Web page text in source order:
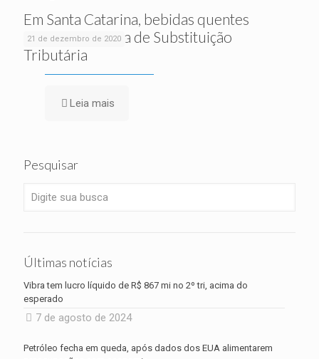
21 de dezembro de 2020
Em Santa Catarina, bebidas quentes
deixam o sistema de Substituição
Tributária
Leia mais
Pesquisar
Últimas notícias
Vibra tem lucro líquido de R$ 867 mi no 2º tri, acima do
esperado
7 de agosto de 2024
Petróleo fecha em queda, após dados dos EUA alimentarem